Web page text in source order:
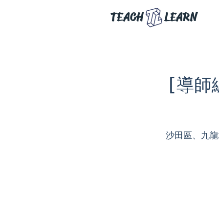
TEACH LEARN
[導師